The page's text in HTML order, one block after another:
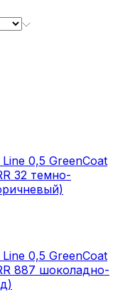
0,5 GreenCoat
32 темно-
0,5 GreenCoat
887 шоколадно-